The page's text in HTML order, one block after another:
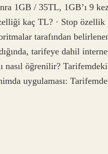
1GB / 35TL, 1GB’ı 9
kaç TL? · Stop özellik
tarafından
tarifeye dahil
nasıl öğrenilir?
uygulaması: